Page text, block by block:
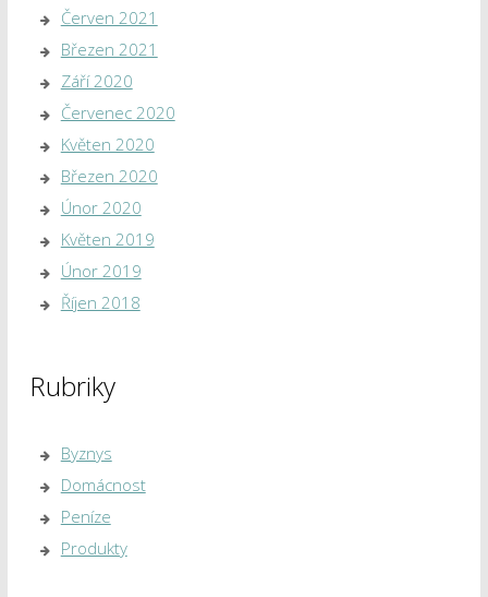
Červen 2021
Březen 2021
Září 2020
Červenec 2020
Květen 2020
Březen 2020
Únor 2020
Květen 2019
Únor 2019
Říjen 2018
Rubriky
Byznys
Domácnost
Peníze
Produkty